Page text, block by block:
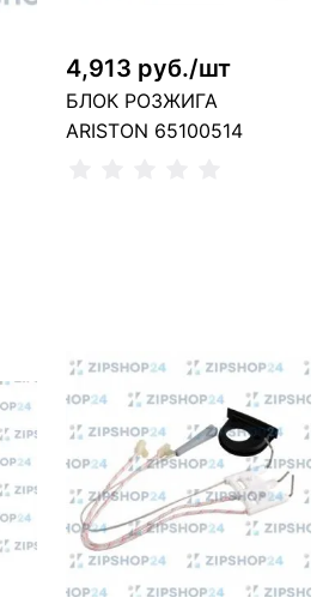
4,913 руб./шт
БЛОК РОЗЖИГА
ARISTON 65100514